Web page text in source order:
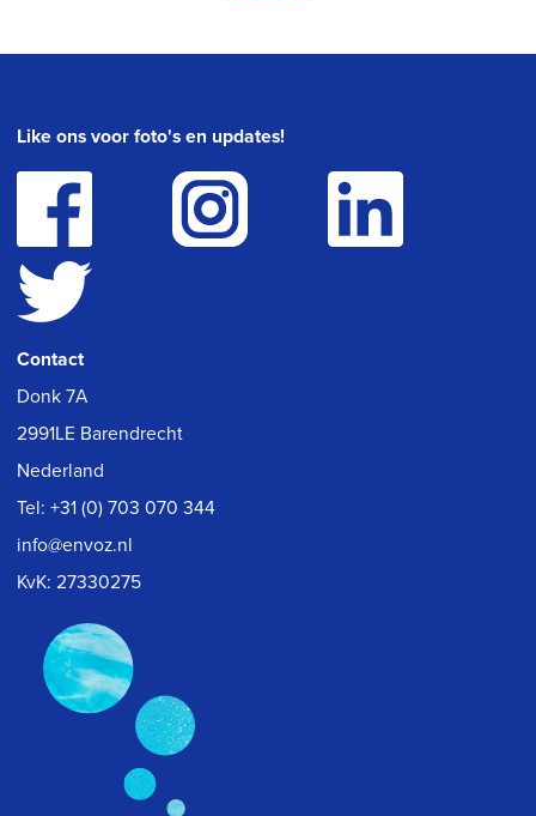
Like ons voor foto's en updates!
Contact
Donk 7A
2991LE Barendrecht
Nederland
Tel:+31 (0) 703 070 344
info@envoz.nl
KvK: 27330275